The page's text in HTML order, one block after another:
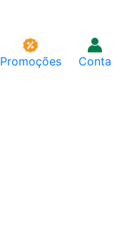
Promoções
Conta